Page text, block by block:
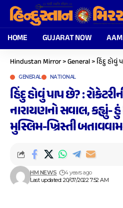
HOME GUJARAT NOW
Hindustan Mirror>General>હિંદુ હોવું પાપ છે? :
GENERAL NATIONAL
હિંદુ હોવું પાપ છે? :
નારાયણનો સવાલ, કહ્યું- હું
મુસ્લિમ-ખ્રિસ્તી
Last updated: 20/07/2022 7:52 AM
HM NEWS 4 years ago